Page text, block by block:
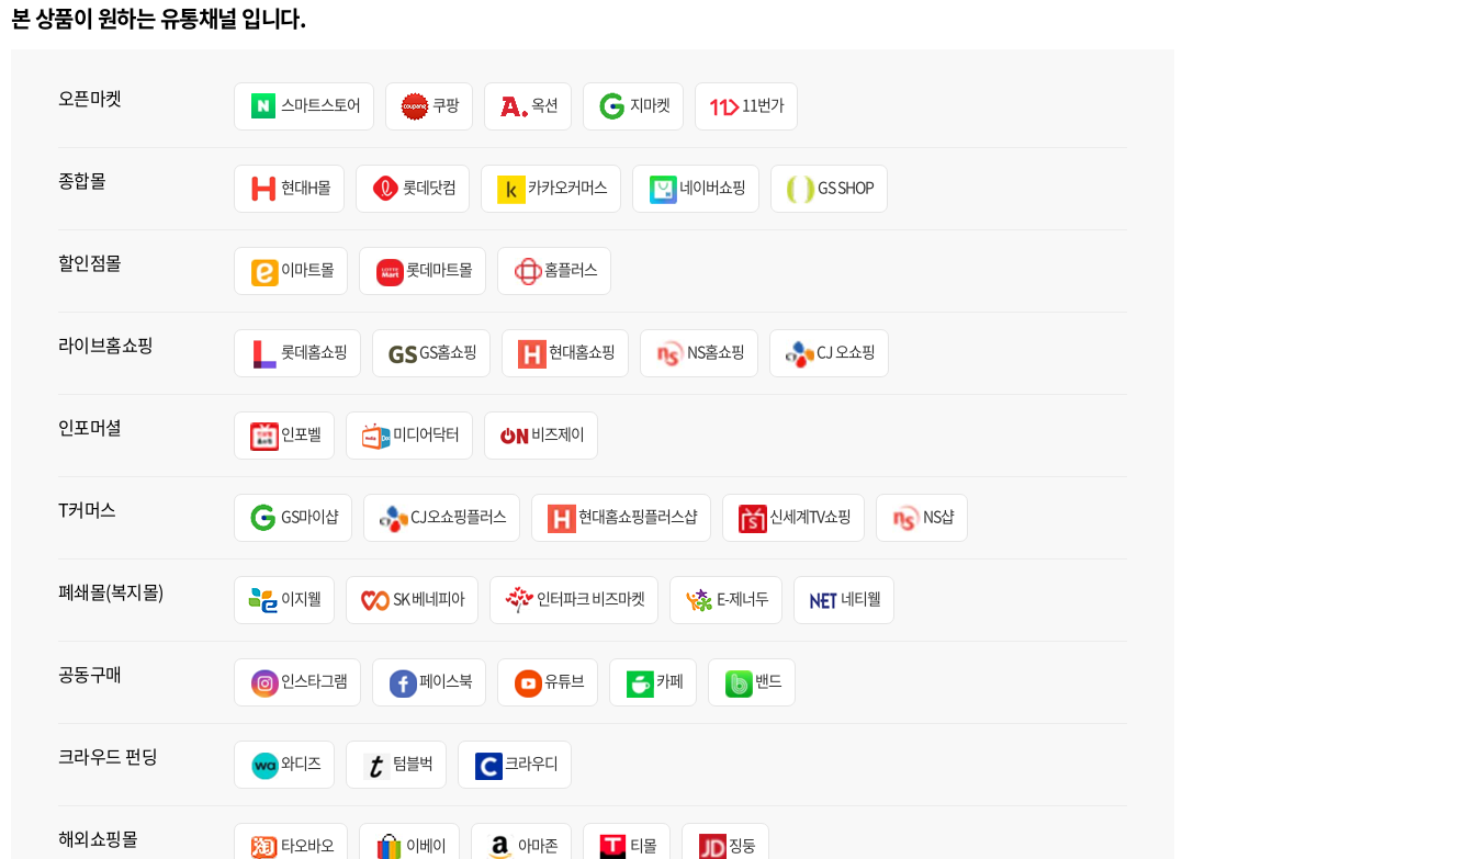
본 상품이 원하는 유통채널 입니다.
오픈마켓 스마트스토어 쿠팡 옥션 지마켓 11번가
종합몰 현대H몰 롯데닷컴 카카오커머스 네이버쇼핑 GS SHOP
할인점몰 이마트몰 롯데마트몰 홈플러스
라이브홈쇼핑 롯데홈쇼핑 GS홈쇼핑 현대홈쇼핑 NS홈쇼핑 CJ 오쇼핑
인포머셜 인포벨 미디어닥터 비즈제이
T커머스 GS마이샵 CJ오쇼핑플러스 현대홈쇼핑플러스샵 신세계TV쇼핑 NS샵
폐쇄몰(복지몰) 이지웰 SK 베네피아 인터파크 비즈마켓 E-제너두 네티웰
공동구매 인스타그램 페이스북 유튜브 카페 밴드
크라우드 펀딩 와디즈 텀블벅 크라우디
해외쇼핑몰 타오바오 이베이 아마존 티몰 징둥